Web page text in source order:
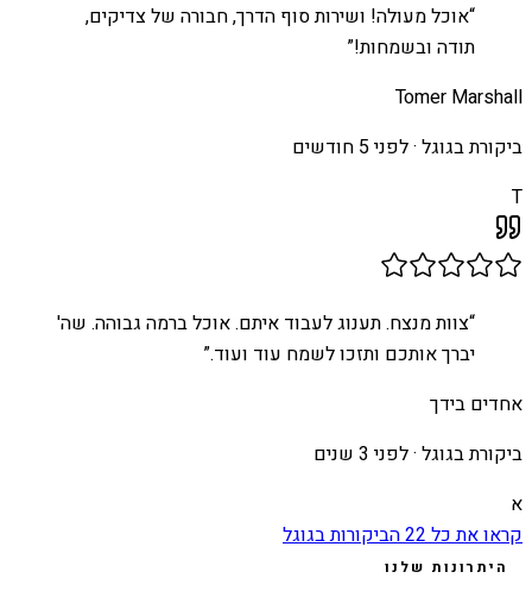
“אוכל מעולה! ושירות סוף הדרך, חבורה של צדיקים,
תודה ובשמחות!”
Tomer Marshall
ביקורת בגוגל ·לפני 5 חודשים
T
“צוות מנצח. תענוג לעבוד איתם. אוכל ברמה גבוהה. שה'
יברך אותכם ותזכו לשמח עוד ועוד.”
אחדים בידך
ביקורת בגוגל ·לפני 3 שנים
א
קראו את כל 22הביקורות בגוגל
היתרונות שלנו